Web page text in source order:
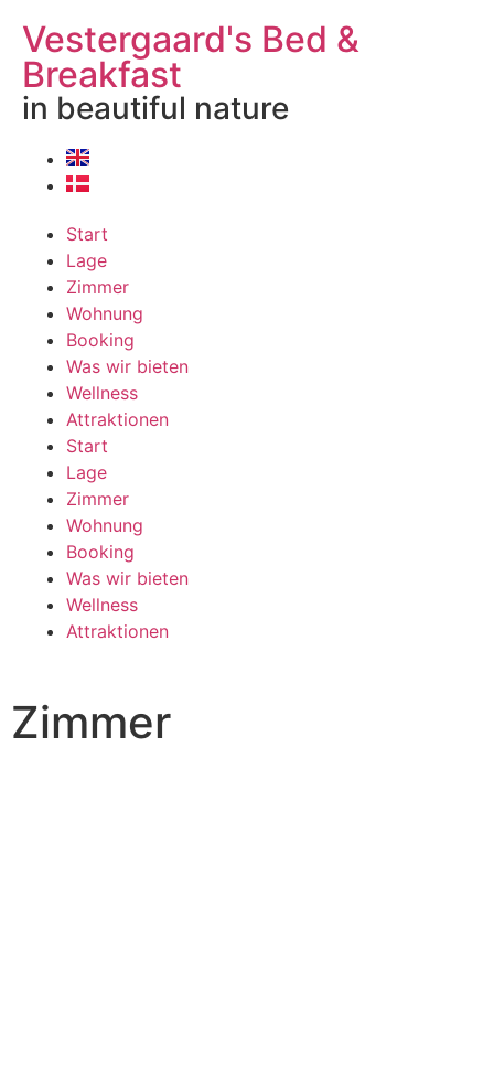
Vestergaard's Bed &
Breakfast
in beautiful nature
Start
Lage
Zimmer
Wohnung
Booking
Was wir bieten
Wellness
Attraktionen
Start
Lage
Zimmer
Wohnung
Booking
Was wir bieten
Wellness
Attraktionen
Zimmer